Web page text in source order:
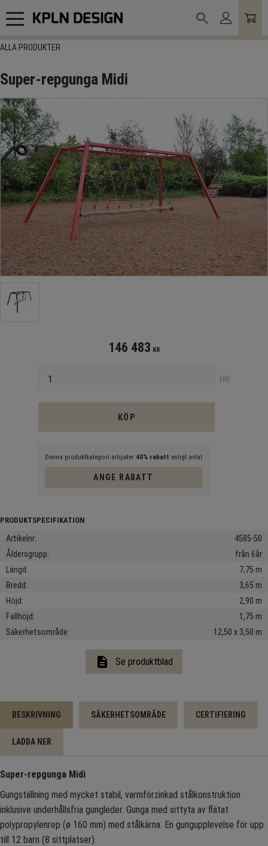
Meny
ALLA PRODUKTER
Super-repgunga Midi
146 483 KR
st
KÖP
Denna produktkategori erbjuder 40% rabatt enligt avtal
ANGE RABATT
Artikelnr
4585-50
Åldersgrupp
från 6år
Längd
7,75 m
Bredd
3,65 m
Höjd
2,90 m
Fallhöjd
1,75 m
Säkerhetsområde
12,50 x 3,50 m
description Se produktblad
BESKRIVNING SÄKERHETSOMRÅDE CERTIFIERING
LADDA NER
Super-repgunga Midi
Gungställning med mycket stabil, varmförzinkad stålkonstruktion
inklusive underhållsfria gungleder. Gunga med sittyta av flätat
polypropylenrep (ø 160 mm) med stålkärna. En gungupplevelse för upp
till 12 barn (8 sittplatser).